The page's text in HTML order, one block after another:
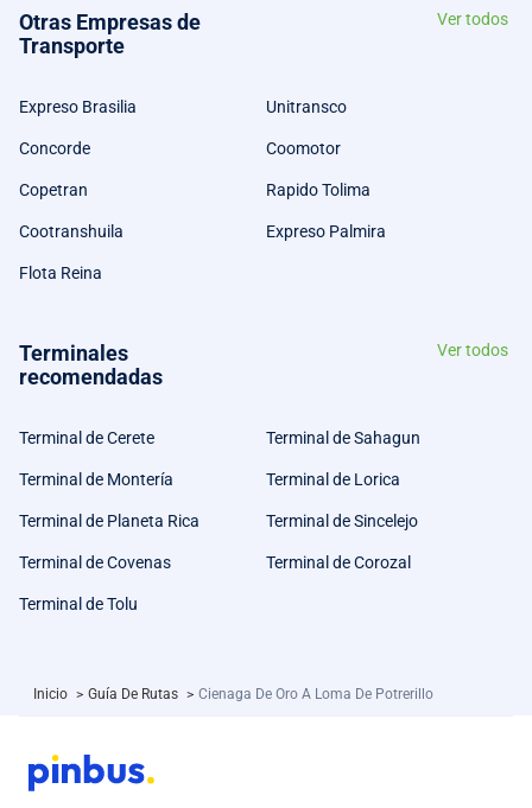
Otras Empresas de
Transporte
Ver todos
Expreso Brasilia Unitransco
Concorde Coomotor
Copetran Rapido Tolima
Cootranshuila Expreso Palmira
Flota Reina
Terminales
recomendadas
Ver todos
Terminal de Cerete Terminal de Sahagun
Terminal de Montería Terminal de Lorica
Terminal de Planeta Rica Terminal de Sincelejo
Terminal de Covenas Terminal de Corozal
Terminal de Tolu
Inicio > Guía De Rutas > Cienaga De Oro A Loma De Potrerillo